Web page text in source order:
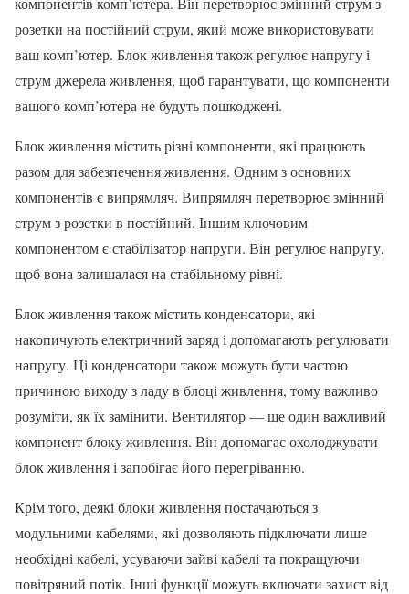
розетки на постійний струм, який може використовувати
ваш комп’ютер. Блок живлення також регулює напругу і
струм джерела живлення, щоб гарантувати, що компоненти
вашого комп’ютера не будуть пошкоджені.
Блок живлення містить різні компоненти, які працюють
разом для забезпечення живлення. Одним з основних
компонентів є випрямляч. Випрямляч перетворює змінний
струм з розетки в постійний. Іншим ключовим
компонентом є стабілізатор напруги. Він регулює напругу,
щоб вона залишалася на стабільному рівні.
Блок живлення також містить конденсатори, які
накопичують електричний заряд і допомагають регулювати
напругу. Ці конденсатори також можуть бути частою
причиною виходу з ладу в блоці живлення, тому важливо
розуміти, як їх замінити. Вентилятор — ще один важливий
компонент блоку живлення. Він допомагає охолоджувати
блок живлення і запобігає його перегріванню.
Крім того, деякі блоки живлення постачаються з
модульними кабелями, які дозволяють підключати лише
необхідні кабелі, усуваючи зайві кабелі та покращуючи
повітряний потік. Інші функції можуть включати захист від